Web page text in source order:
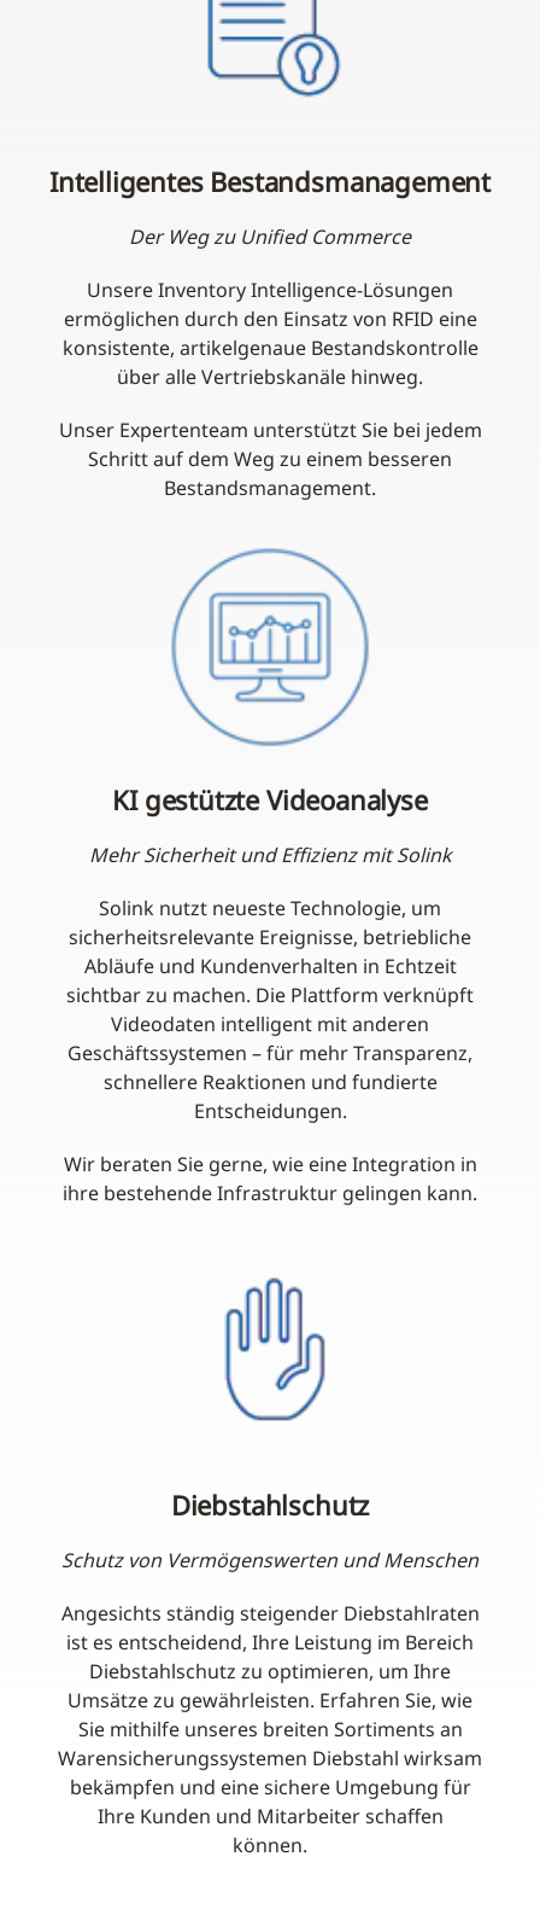
Intelligentes Bestandsmanagement
Der Weg zu Unified Commerce
Unsere Inventory Intelligence-Lösungen
ermöglichen durch den Einsatz von RFID eine
konsistente, artikelgenaue Bestandskontrolle
über alle Vertriebskanäle hinweg.
Unser Expertenteam unterstützt Sie bei jedem
Schritt auf dem Weg zu einem besseren
Bestandsmanagement.
KI gestützte Videoanalyse
Mehr Sicherheit und Effizienz mit Solink
Solink nutzt neueste Technologie, um
sicherheitsrelevante Ereignisse, betriebliche
Abläufe und Kundenverhalten in Echtzeit
sichtbar zu machen. Die Plattform verknüpft
Videodaten intelligent mit anderen
Geschäftssystemen – für mehr Transparenz,
schnellere Reaktionen und fundierte
Entscheidungen.
Wir beraten Sie gerne, wie eine Integration in
ihre bestehende Infrastruktur gelingen kann.
Diebstahlschutz
Schutz von Vermögenswerten und Menschen
Angesichts ständig steigender Diebstahlraten
ist es entscheidend, Ihre Leistung im Bereich
Diebstahlschutz zu optimieren, um Ihre
Umsätze zu gewährleisten. Erfahren Sie, wie
Sie mithilfe unseres breiten Sortiments an
Warensicherungssystemen Diebstahl wirksam
bekämpfen und eine sichere Umgebung für
Ihre Kunden und Mitarbeiter schaffen
können.